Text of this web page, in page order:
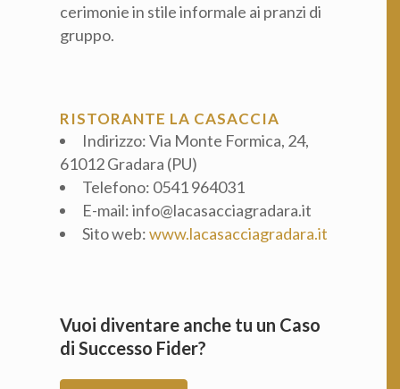
cerimonie in stile informale ai pranzi di
gruppo.
RISTORANTE LA CASACCIA
Indirizzo: Via Monte Formica, 24,
61012 Gradara (PU)
Telefono: 0541 964031
E-mail: info@lacasacciagradara.it
Sito web:www.lacasacciagradara.it
Vuoi diventare anche tu un Caso
di Successo Fider?